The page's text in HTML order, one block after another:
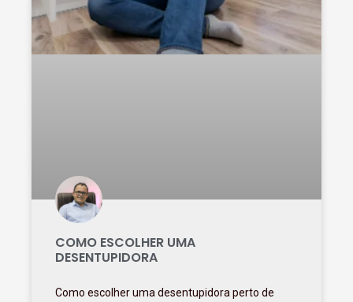
COMO ESCOLHER UMA
DESENTUPIDORA
Como escolher uma desentupidora perto de